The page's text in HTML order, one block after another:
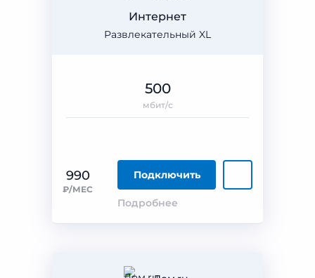
Развлекательный XL
Интернет
990
₽/МЕС
Подключить
Подробнее
500
мбит/с